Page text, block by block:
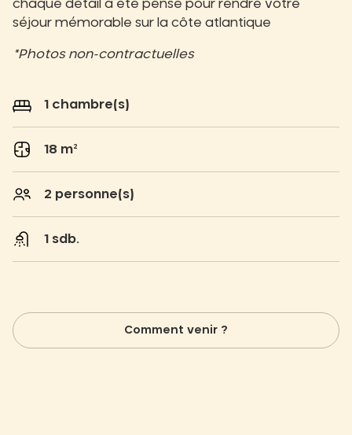
chaque détail a été pensé pour rendre votre
séjour mémorable sur la côte atlantique
*Photos non-contractuelles
1 chambre(s)
18 m²
2 personne(s)
1 sdb.
Comment venir ?